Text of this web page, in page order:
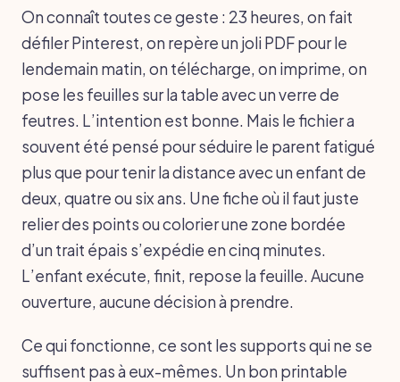
On connaît toutes ce geste : 23 heures, on fait
défiler Pinterest, on repère un joli PDF pour le
lendemain matin, on télécharge, on imprime, on
pose les feuilles sur la table avec un verre de
feutres. L’intention est bonne. Mais le fichier a
souvent été pensé pour séduire le parent fatigué
plus que pour tenir la distance avec un enfant de
deux, quatre ou six ans. Une fiche où il faut juste
relier des points ou colorier une zone bordée
d’un trait épais s’expédie en cinq minutes.
L’enfant exécute, finit, repose la feuille. Aucune
ouverture, aucune décision à prendre.
Ce qui fonctionne, ce sont les supports qui ne se
suffisent pas à eux-mêmes. Un bon printable